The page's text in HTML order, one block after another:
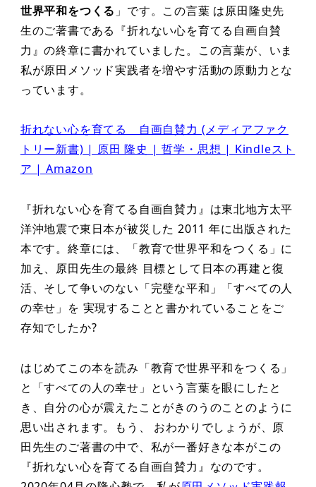
世界平和をつくる 」です。この言葉 は原田隆史先
生のご著書である『折れない心を育てる自画自賛
力』の終章に書かれていました。この言葉が、いま
私が原田メソッド実践者を増やす活動の原動力とな
っています。
折れない心を育てる 自画自賛力 (メディアファク
トリー新書) | 原田 隆史 | 哲学・思想 | Kindleスト
ア | Amazon
『折れない心を育てる自画自賛力』は東北地方太平
洋沖地震で東日本が被災した 2011 年に出版された
本です。終章には、「教育で世界平和をつくる」に
加え、原田先生の最終 目標として日本の再建と復
活、そして争いのない「完璧な平和」「すべての人
の幸せ」を 実現することと書かれていることをご
存知でしたか?
はじめてこの本を読み「教育で世界平和をつくる」
と「すべての人の幸せ」という言葉を眼にしたと
き、自分の心が震えたことがきのうのことのように
思い出されます。もう、 おわかりでしょうが、原
田先生のご著書の中で、私が一番好きな本がこの
『折れない心を育てる自画自賛力』なのです。